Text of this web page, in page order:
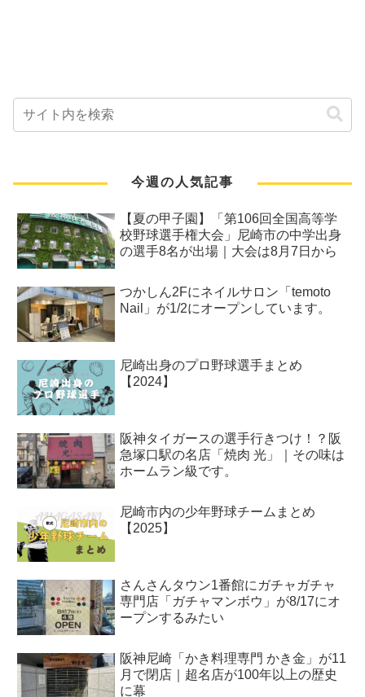
今週の人気記事
【夏の甲子園】「第106回全国高等学
校野球選手権大会」尼崎市の中学出身
の選手8名が出場｜大会は8月7日から
つかしん2Fにネイルサロン「temoto
Nail」が1/2にオープンしています。
尼崎出身のプロ野球選手まとめ
【2024】
阪神タイガースの選手行きつけ！？阪
急塚口駅の名店「焼肉 光」｜その味は
ホームラン級です。
尼崎市内の少年野球チームまとめ
【2025】
さんさんタウン1番館にガチャガチャ
専門店「ガチャマンボウ」が8/17にオ
ープンするみたい
阪神尼崎「かき料理専門 かき金」が11
月で閉店｜超名店が100年以上の歴史
に幕